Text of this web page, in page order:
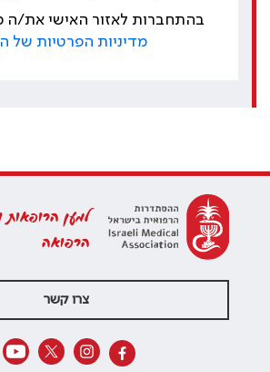
בהתחברות לאזור האישי את/
מדיניות הפרטיות של
למען הרופאות
הרפואה
צרו קשר